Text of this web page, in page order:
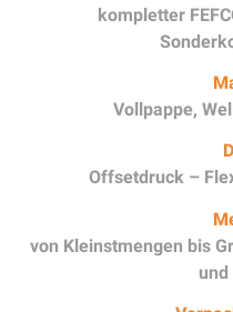
kompletter
Vollpappe,
Offsetdruck –
von Kleinstmengen bis